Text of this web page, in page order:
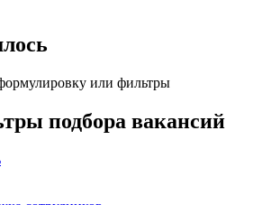
или фильтры
подбора вакансий